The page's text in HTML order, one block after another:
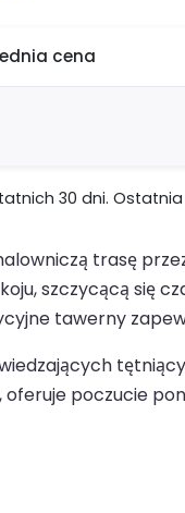
cena
30 dni. Ostatnia
trasę
szczycącą się
tawerny
oferuje poczucie